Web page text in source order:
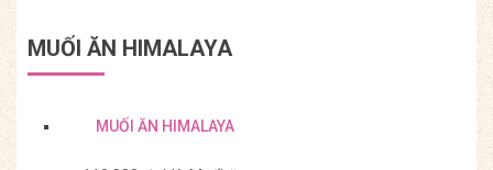
MUỐI ĂN HIMALAYA
MUỐI ĂN HIMALAYA